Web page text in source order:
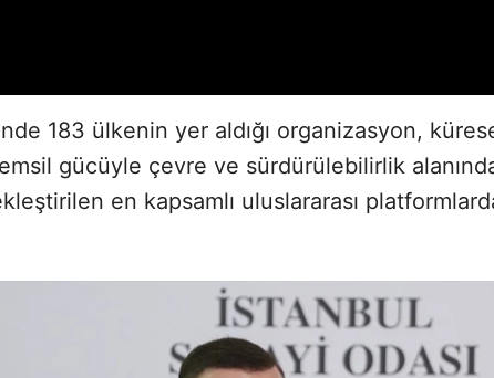
183 ülkenin yer aldığı organizasyon,
gücüyle çevre ve sürdürülebilirlik
en kapsamlı uluslararası